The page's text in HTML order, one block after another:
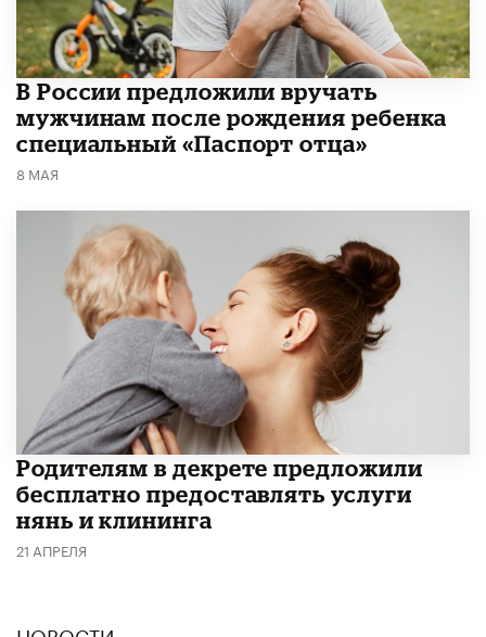
В России предложили вручать
мужчинам после рождения ребенка
специальный «Паспорт отца»
8 МАЯ
Родителям в декрете предложили
бесплатно предоставлять услуги
нянь и клининга
21 АПРЕЛЯ